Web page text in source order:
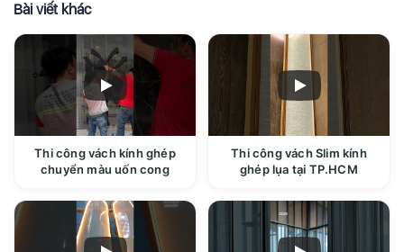
Bài viết khác
Thi công vách kính ghép
chuyển màu uốn cong
Thi công vách Slim kính
ghép lụa tại TP.HCM